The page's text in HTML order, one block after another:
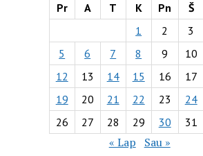
Pr A T K Pn Š
1
2 3
5
6 7 8 9 10
12
13 14 15 16 17
19
20 21 22 23 24
26
27 28 29 30 31
« Lap Sau »